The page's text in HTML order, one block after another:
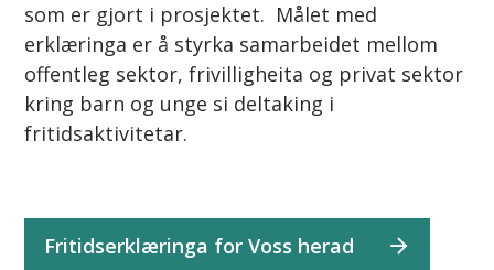
som er gjort i prosjektet. Målet med
erklæringa er å styrka samarbeidet mellom
offentleg sektor, frivilligheita og privat sektor
kring barn og unge si deltaking i
fritidsaktivitetar.
Fritidserklæringa for Voss herad